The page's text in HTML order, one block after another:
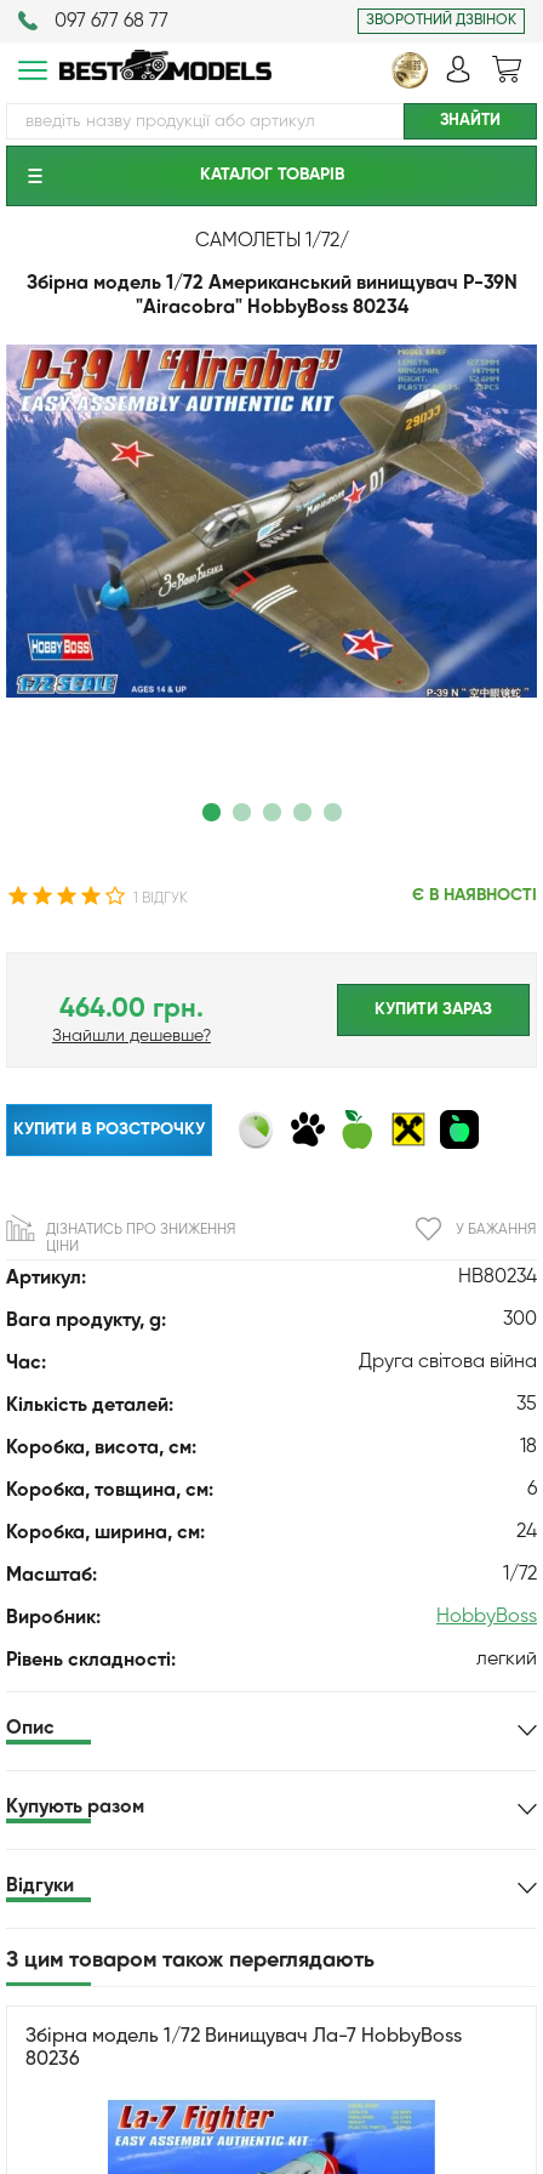
097 677 68 77 ЗВОРОТНИЙ ДЗВІНОК
КАТАЛОГ ТОВАРIВ
САМОЛЕТЫ 1/72/
Збірна модель 1/72 Американський винищувач P-39N
"Airacobra" HobbyBoss 80234
1 ВІДГУК Є В НАЯВНОСТІ
Артикул: HB80234
Вага продукту, g: 300
Час: Друга світова війна
Кількість деталей: 35
Коробка, висота, см: 18
Коробка, товщина, см: 6
Коробка, ширина, см: 24
Масштаб: 1/72
Виробник: HobbyBoss
Рівень складності: легкий
464.00 грн.
Знайшли дешевше?
КУПИТИ ЗАРАЗ
КУПИТИ В РОЗСТРОЧКУ
У БАЖАННЯ
ДІЗНАТИСЬ ПРО ЗНИЖЕННЯ
ЦІНИ
Опис
Купують разом
Відгуки
З цим товаром також переглядають
Збірна модель 1/72 Винищувач Ла-7 HobbyBoss
80236